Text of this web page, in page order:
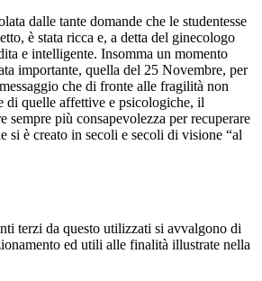
dalle tante domande che le studentesse
è stata ricca e, a detta del ginecologo
e intelligente. Insomma un momento
importante, quella del 25 Novembre, per
che di fronte alle fragilità non
di quelle affettive e psicologiche, il
sempre più consapevolezza per recuperare
si è creato in secoli e secoli di visione “al
terzi da questo utilizzati si avvalgono di
ed utili alle finalità illustrate nella